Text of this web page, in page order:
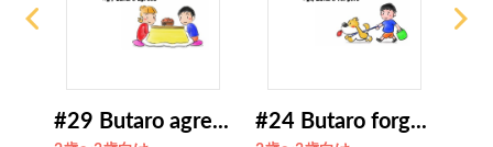
#29 Butaro agre... #24 Butaro forg...